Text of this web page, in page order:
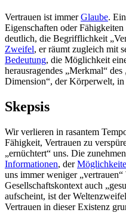
Vertrauen ist immerGlaube.
Eigenschaften oder
deutlich, die Begrifflichkeit
Zweifel, er räumt zugleich mit
Bedeutung, die Möglichkeit
herausragendes „Merkmal“
Dimension“, der Körperwelt, in
Skepsis
Wir verlieren in rasantem
Fähigkeit, Vertrauen zu
„ernüchtert“ uns. Die
Informationen, der
uns immer weniger
Gesellschaftskontext auch
aufscheint, ist der
Vertrauen in dieser Existenz